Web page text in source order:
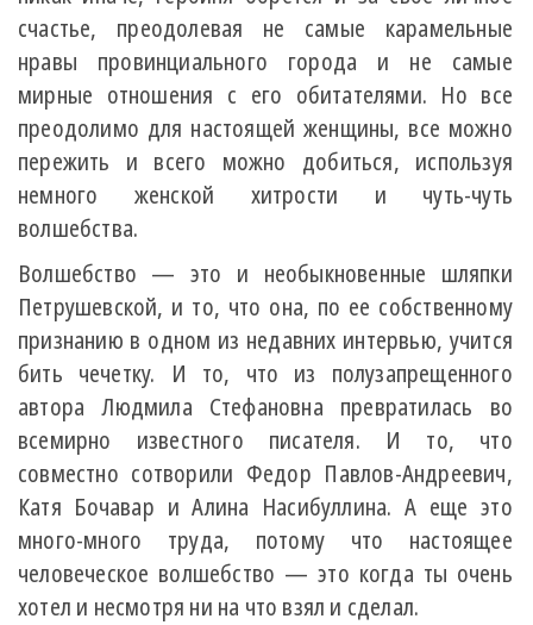
счастье, преодолевая не самые карамельные
нравы провинциального города и не самые
мирные отношения с его обитателями. Но все
преодолимо для настоящей женщины, все можно
пережить и всего можно добиться, используя
немного женской хитрости и чуть-чуть
волшебства.
Волшебство — это и необыкновенные шляпки
Петрушевской, и то, что она, по ее собственному
признанию в одном из недавних интервью, учится
бить чечетку. И то, что из полузапрещенного
автора Людмила Стефановна превратилась во
всемирно известного писателя. И то, что
совместно сотворили Федор Павлов-Андреевич,
Катя Бочавар и Алина Насибуллина. А еще это
много-много труда, потому что настоящее
человеческое волшебство — это когда ты очень
хотел и несмотря ни на что взял и сделал.